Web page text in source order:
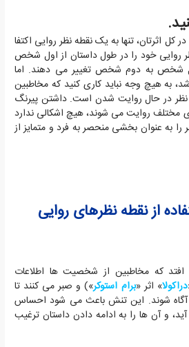
کل اثرتان، تنها به یک نقطه نظر روایی اکتفا
روایی خود را در طول داستان از اول شخص
شخص به دوم شخص تغییر می دهند. اما
به هیچ وجه نباید کاری کنید که مخاطبین
نظر در حال روایت شدن است. داشتن پیرنگ
مختلف روایت می شوند، هیچ اشکالی ندارد
را به عنوان بخشی منحصر به فرد و متمایز از
از نقطه نظرهای روایی
افتد که مخاطبین از شخصیت ها اطلاعات
دراکولا» اثر «برام استوکر») و صبر می کنند تا
شوند. این تنش باعث می شود احساس
و آن ها را به ادامه دادن داستان ترغیب